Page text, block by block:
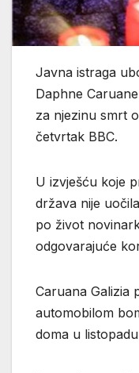
Javna istraga
Daphne
za njezinu smrt
četvrtak BBC.
U izvješću koje
država nije
po život
odgovarajuće
Caruana Galizia
automobilom
doma u